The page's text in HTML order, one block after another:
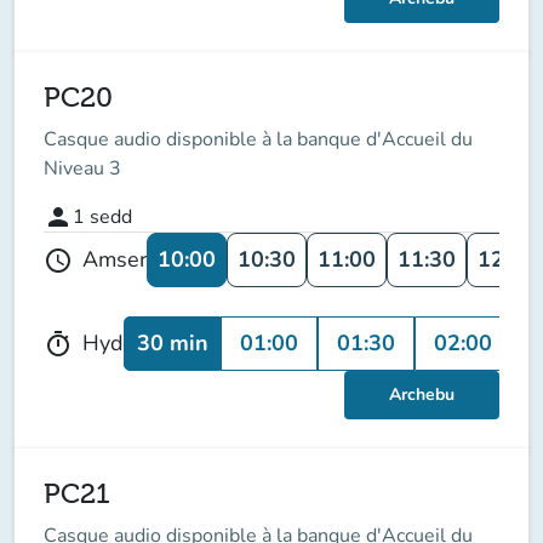
PC20
Casque audio disponible à la banque d'Accueil du
Niveau 3
person 1 sedd
schedule Amser 10:00 10:30 11:00 11:30 12:00
timer Hyd 30 min 01:00 01:30 02:00
Archebu
PC21
Casque audio disponible à la banque d'Accueil du